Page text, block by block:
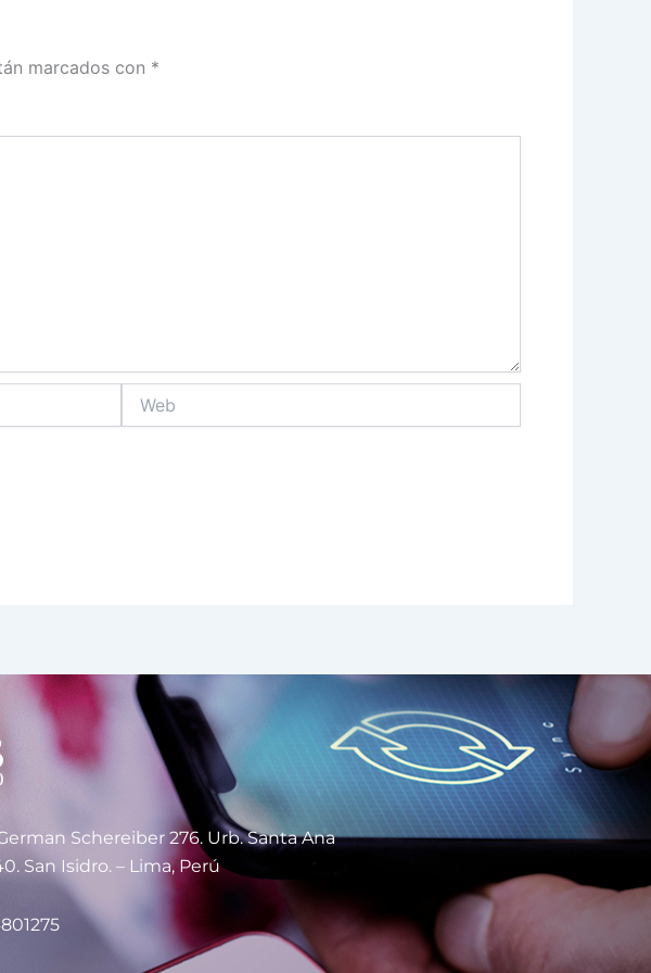
marcados con *
Schereiber 276. Urb. Santa Ana
San Isidro. – Lima, Perú